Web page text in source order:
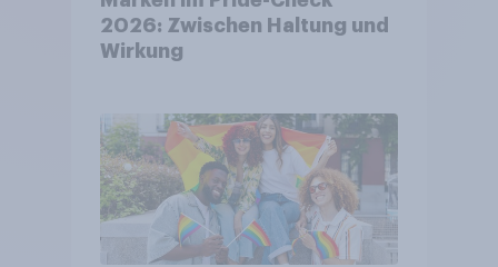
2026: Zwischen Haltung und
Wirkung